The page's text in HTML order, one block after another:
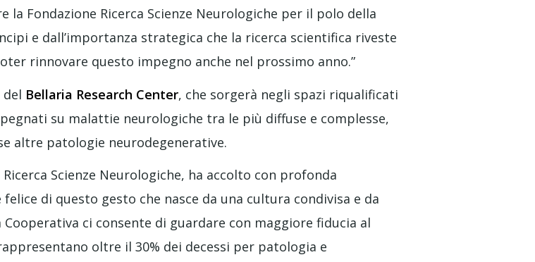
Fondazione Ricerca Scienze Neurologiche per il polo della
e dall’importanza strategica che la ricerca scientifica riveste
rinnovare questo impegno anche nel prossimo anno.”
Bellaria Research Center, che sorgerà negli spazi riqualificati
su malattie neurologiche tra le più diffuse e complesse,
altre patologie neurodegenerative.
Scienze Neurologiche, ha accolto con profonda
di questo gesto che nasce da una cultura condivisa e da
ci consente di guardare con maggiore fiducia al
oltre il 30% dei decessi per patologia e